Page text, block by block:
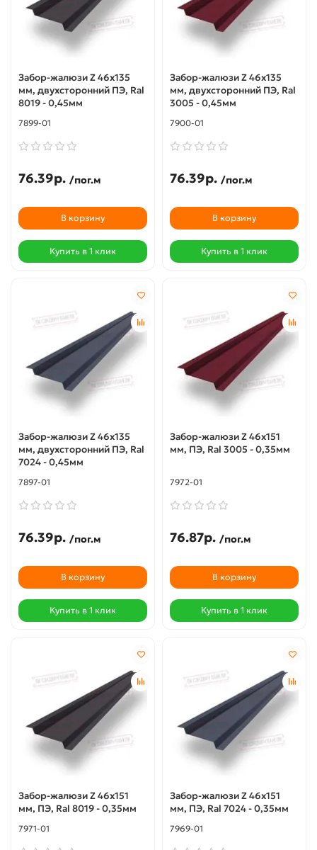
Забор-жалюзи Z 46х135
мм, двухсторонний ПЭ, Ral
8019 - 0,45мм
7899-01
76.39р. /пог.м
В корзину
Купить в 1 клик
Забор-жалюзи Z 46х135
мм, двухсторонний ПЭ, Ral
3005 - 0,45мм
7900-01
76.39р. /пог.м
В корзину
Купить в 1 клик
Забор-жалюзи Z 46х135
мм, двухсторонний ПЭ, Ral
7024 - 0,45мм
7897-01
76.39р. /пог.м
В корзину
Купить в 1 клик
Забор-жалюзи Z 46х151
мм, ПЭ, Ral 3005 - 0,35мм
7972-01
76.87р. /пог.м
В корзину
Купить в 1 клик
Забор-жалюзи Z 46х151
мм, ПЭ, Ral 8019 - 0,35мм
7971-01
Забор-жалюзи Z 46х151
мм, ПЭ, Ral 7024 - 0,35мм
7969-01